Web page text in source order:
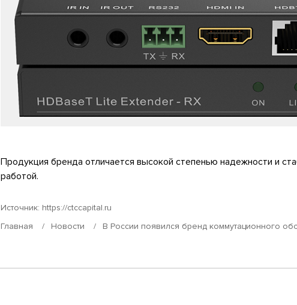
Продукция бренда отличается высокой степенью надежности и
работой.
Источник: https://ctccapital.ru
Главная
Новости В России появился бренд коммутационного